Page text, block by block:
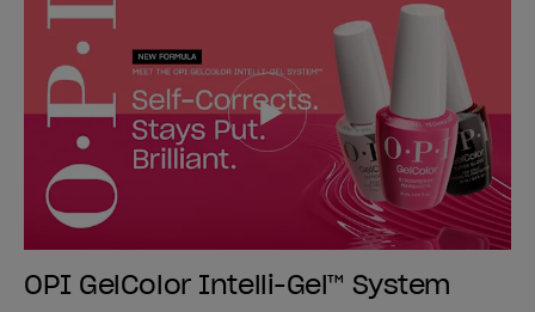
OPI GelColor Intelli-Gel™ System